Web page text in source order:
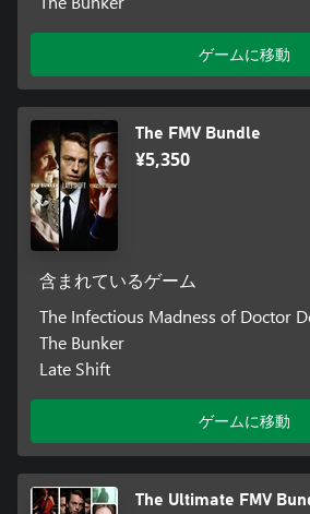
ゲームに移動
The FMV Bundle
¥5,350
含まれているゲーム
The Infectious Madness of Doctor
The Bunker
Late Shift
ゲームに移動
The Ultimate FMV